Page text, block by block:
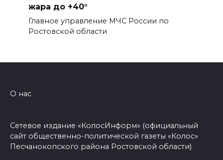
жара до +40°
Главное управление МЧС России по
Ростовской области
О нас
Сетевое издание «КолосИнформ» (официальный
сайт общественно-политической газеты «Колос»
Песчанокопского района Ростовской области)